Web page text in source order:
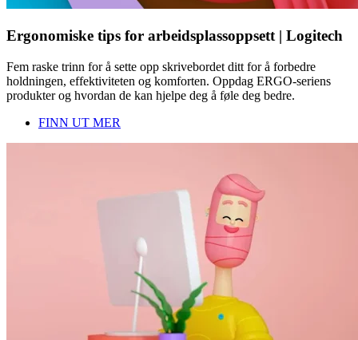
Ergonomiske tips for arbeidsplassoppsett | Logitech
Fem raske trinn for å sette opp skrivebordet ditt for å forbedre
holdningen, effektiviteten og komforten. Oppdag ERGO-seriens
produkter og hvordan de kan hjelpe deg å føle deg bedre.
FINN UT MER